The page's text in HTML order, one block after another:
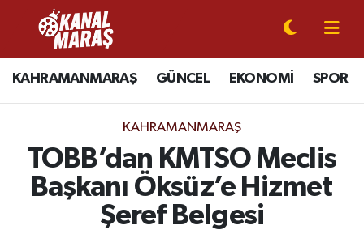
KAHRAMANMARAŞ GÜNCEL EKONOMİ SPOR
KAHRAMANMARAŞ
TOBB’dan KMTSO Meclis
Başkanı Öksüz’e Hizmet
Şeref Belgesi
CANLI YAYIN
KAHRAMANMARAŞ
SPOR
Kahramanmaraş Nöbetçi Eczaneler
Kahramanmaraş Hava Durumu
Kahramanmaraş Trafik Yoğunluk Haritası
Süper Lig Puan Durumu ve Fikstür